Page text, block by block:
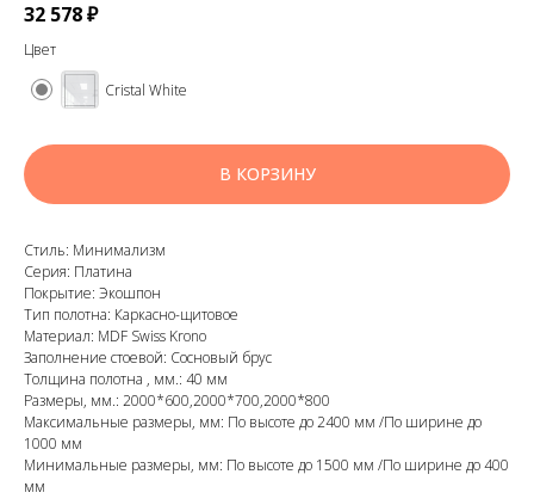
32 578₽
Цвет
Cristal White
В КОРЗИНУ
Стиль: Минимализм
Серия: Платина
Покрытие: Экошпон
Тип полотна: Каркасно-щитовое
Материал: MDF Swiss Krono
Заполнение стоевой: Сосновый брус
Толщина полотна , мм.: 40 мм
Размеры, мм.: 2000*600,2000*700,2000*800
Максимальные размеры, мм: По высоте до 2400 мм /По ширине до
1000 мм
Минимальные размеры, мм: По высоте до 1500 мм /По ширине до 400
мм